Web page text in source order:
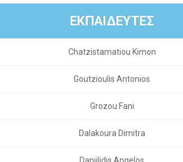
ΕΚΠΑΙΔΕΥΤΕΣ
Chatzistamatiou Kimon
Goutzioulis Antonios
Grozou Fani
Dalakoura Dimitra